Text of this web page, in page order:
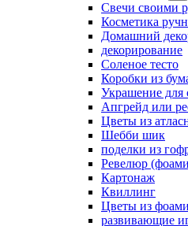
Свечи своими
Косметика
Домашний
декорирование
Соленое тесто
Коробки из
Украшение для
Апгрейд или
Цветы из
Шебби шик
поделки из
Ревелюр
Картонаж
Квиллинг
Цветы из
развивающие